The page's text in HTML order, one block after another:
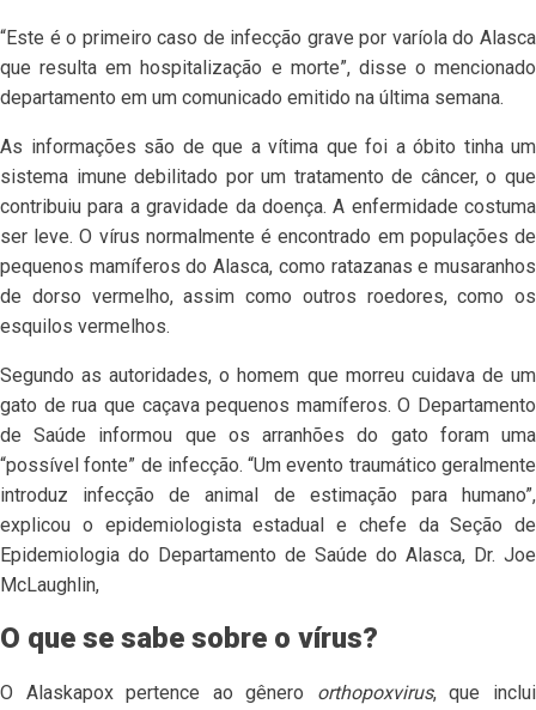
“Este é o primeiro caso de infecção grave por varíola do Alasca
que resulta em hospitalização e morte”, disse o mencionado
departamento em um comunicado emitido na última semana.
As informações são de que a vítima que foi a óbito tinha um
sistema imune debilitado por um tratamento de câncer, o que
contribuiu para a gravidade da doença. A enfermidade costuma
ser leve. O vírus normalmente é encontrado em populações de
pequenos mamíferos do Alasca, como ratazanas e musaranhos
de dorso vermelho, assim como outros roedores, como os
esquilos vermelhos.
Segundo as autoridades, o homem que morreu cuidava de um
gato de rua que caçava pequenos mamíferos. O Departamento
de Saúde informou que os arranhões do gato foram uma
“possível fonte” de infecção. “Um evento traumático geralmente
introduz infecção de animal de estimação para humano”,
explicou o epidemiologista estadual e chefe da Seção de
Epidemiologia do Departamento de Saúde do Alasca, Dr. Joe
McLaughlin,
O que se sabe sobre o vírus?
O Alaskapox pertence ao gênero orthopoxvirus, que inclui